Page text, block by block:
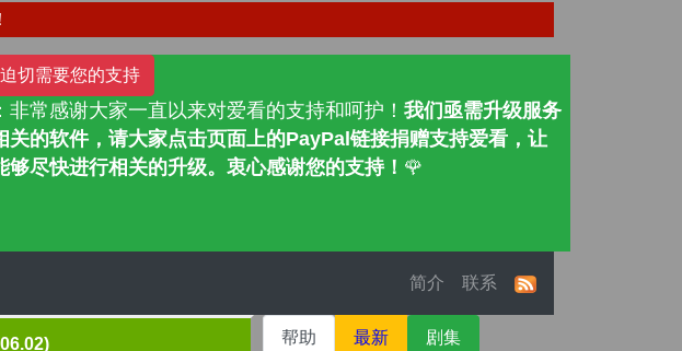
切需要您的支持
：非常感谢大家一直以来对爱看的支持和呵护！ 我们亟需升级服务
关的软件，请大家点击页面上的PayPal链接捐赠支持爱看，让
够尽快进行相关的升级。衷心感谢您的支持！ 🌹
简介 联系
帮助 最新 剧集